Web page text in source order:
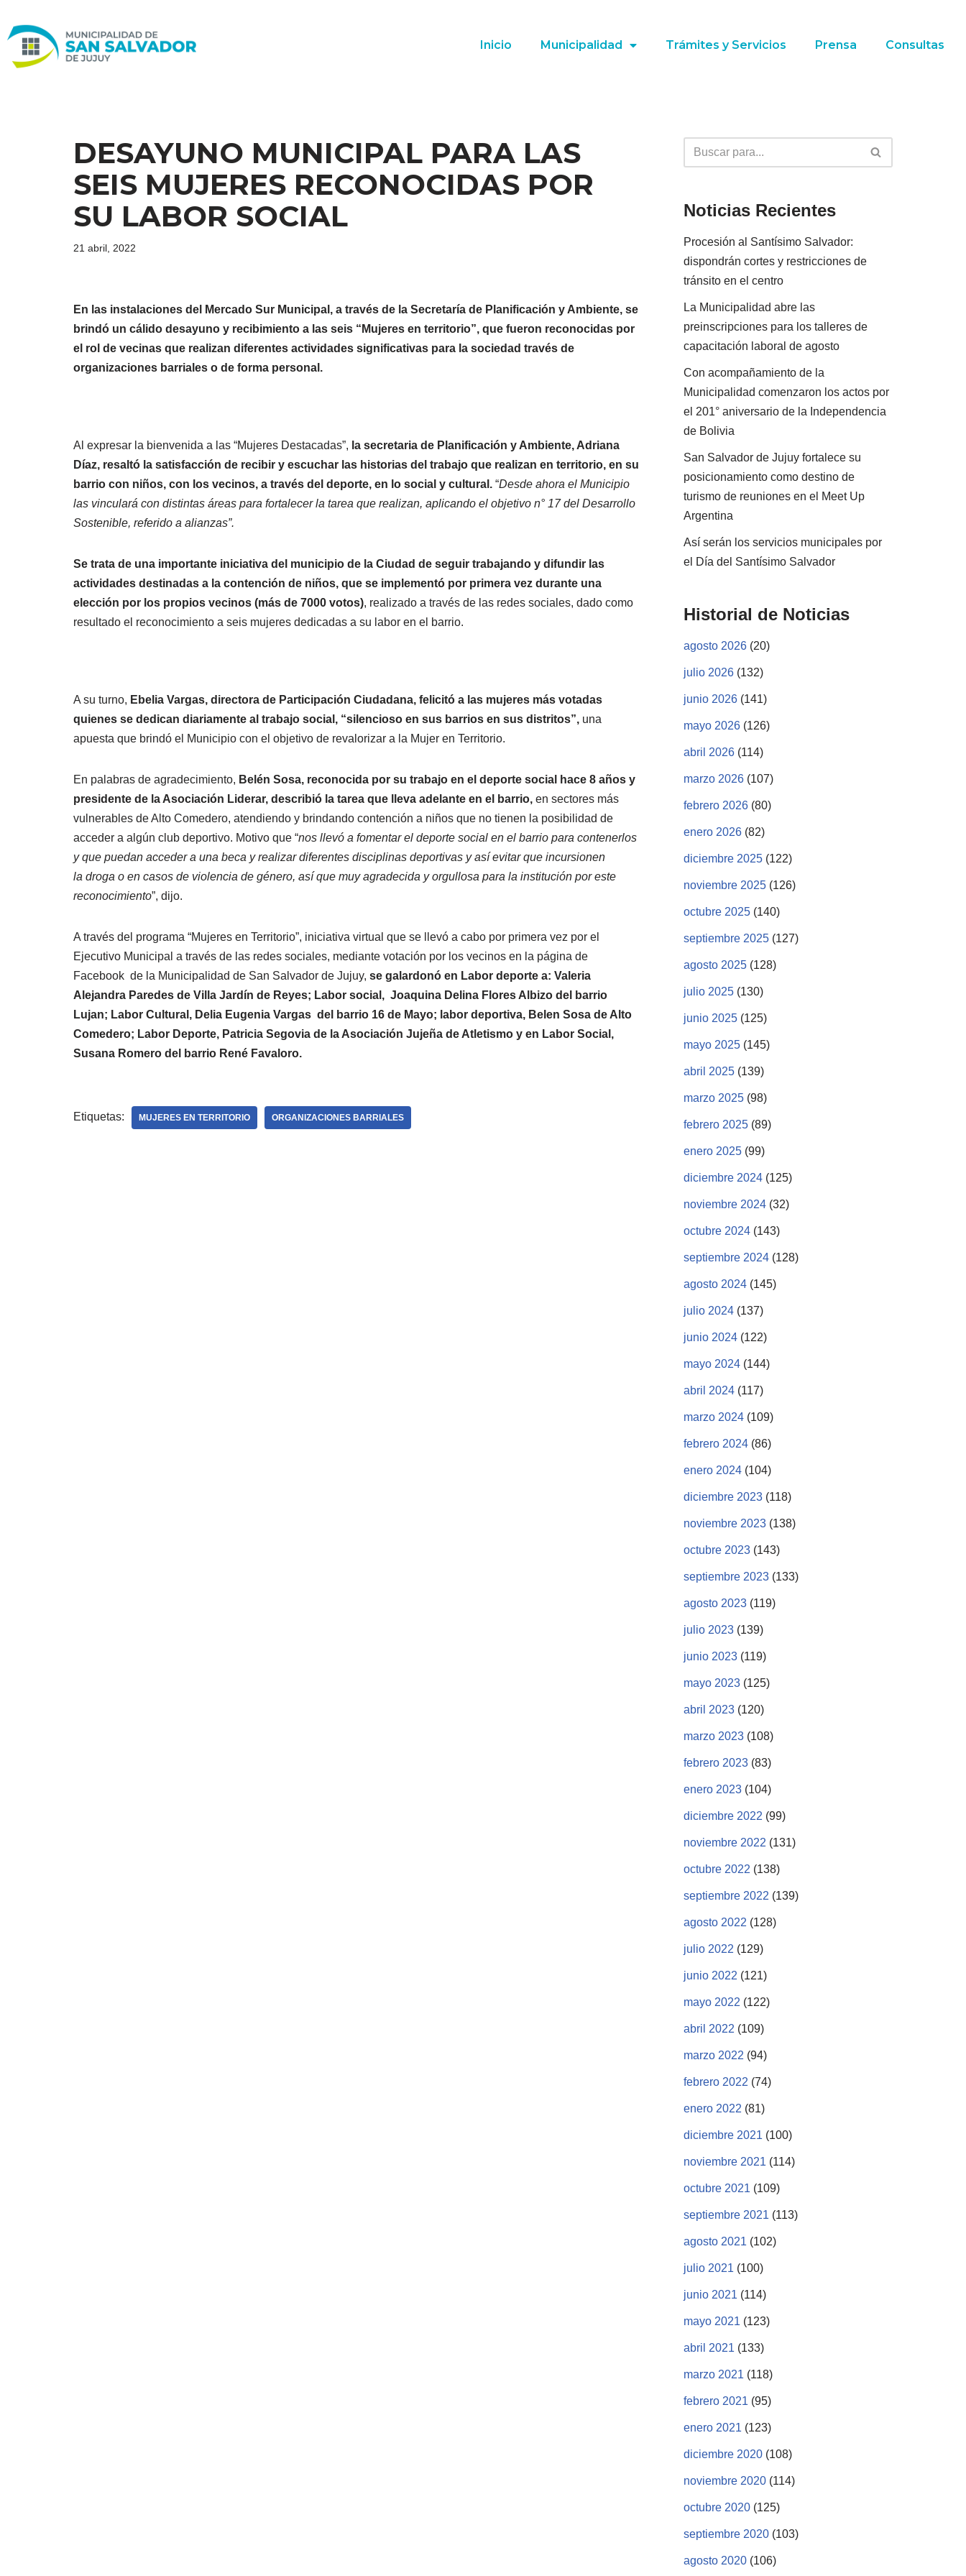
Ir
al
Inicio Municipalidad Trámites y Servicios Prensa Consultas
DESAYUNO MUNICIPAL PARA LAS
SEIS MUJERES RECONOCIDAS POR
SU LABOR SOCIAL
21 abril, 2022
En las instalaciones del Mercado Sur Municipal, a través de la Secretaría de Planificación y Ambiente, se
brindó un cálido desayuno y recibimiento a las seis “Mujeres en territorio”, que fueron reconocidas por
el rol de vecinas que realizan diferentes actividades significativas para la sociedad través de
organizaciones barriales o de forma personal.
Al expresar la bienvenida a las “Mujeres Destacadas”, la secretaria de Planificación y Ambiente, Adriana
Díaz, resaltó la satisfacción de recibir y escuchar las historias del trabajo que realizan en territorio, en su
barrio con niños, con los vecinos, a través del deporte, en lo social y cultural. “Desde ahora el Municipio
las vinculará con distintas áreas para fortalecer la tarea que realizan, aplicando el objetivo n° 17 del Desarrollo
Sostenible, referido a alianzas”.
Se trata de una importante iniciativa del municipio de la Ciudad de seguir trabajando y difundir las
actividades destinadas a la contención de niños, que se implementó por primera vez durante una
elección por los propios vecinos (más de 7000 votos), realizado a través de las redes sociales, dado como
resultado el reconocimiento a seis mujeres dedicadas a su labor en el barrio.
A su turno, Ebelia Vargas, directora de Participación Ciudadana, felicitó a las mujeres más votadas
quienes se dedican diariamente al trabajo social, “silencioso en sus barrios en sus distritos”, una
apuesta que brindó el Municipio con el objetivo de revalorizar a la Mujer en Territorio.
En palabras de agradecimiento, Belén Sosa, reconocida por su trabajo en el deporte social hace 8 años y
presidente de la Asociación Liderar, describió la tarea que lleva adelante en el barrio, en sectores más
vulnerables de Alto Comedero, atendiendo y brindando contención a niños que no tienen la posibilidad de
acceder a algún club deportivo. Motivo que “nos llevó a fomentar el deporte social en el barrio para contenerlos
y que puedan acceder a una beca y realizar diferentes disciplinas deportivas y así evitar que incursionen
la droga o en casos de violencia de género, así que muy agradecida y orgullosa para la institución por este
reconocimiento”, dijo.
A través del programa “Mujeres en Territorio”, iniciativa virtual que se llevó a cabo por primera vez por el
Ejecutivo Municipal a través de las redes sociales, mediante votación por los vecinos en la página de
Facebook de la Municipalidad de San Salvador de Jujuy, se galardonó en Labor deporte a: Valeria
Alejandra Paredes de Villa Jardín de Reyes; Labor social, Joaquina Delina Flores Albizo del barrio
Lujan; Labor Cultural, Delia Eugenia Vargas del barrio 16 de Mayo; labor deportiva, Belen Sosa de Alto
Comedero; Labor Deporte, Patricia Segovia de la Asociación Jujeña de Atletismo y en Labor Social,
Susana Romero del barrio René Favaloro.
Etiquetas: MUJERES EN TERRITORIO ORGANIZACIONES BARRIALES
Noticias Recientes
Procesión al Santísimo Salvador:
dispondrán cortes y restricciones de
tránsito en el centro
La Municipalidad abre las
preinscripciones para los talleres de
capacitación laboral de agosto
Con acompañamiento de la
Municipalidad comenzaron los actos por
el 201° aniversario de la Independencia
de Bolivia
San Salvador de Jujuy fortalece su
posicionamiento como destino de
turismo de reuniones en el Meet Up
Argentina
Así serán los servicios municipales por
el Día del Santísimo Salvador
Historial de Noticias
agosto 2026 (20)
julio 2026 (132)
junio 2026 (141)
mayo 2026 (126)
abril 2026 (114)
marzo 2026 (107)
febrero 2026 (80)
enero 2026 (82)
diciembre 2025 (122)
noviembre 2025 (126)
octubre 2025 (140)
septiembre 2025 (127)
agosto 2025 (128)
julio 2025 (130)
junio 2025 (125)
mayo 2025 (145)
abril 2025 (139)
marzo 2025 (98)
febrero 2025 (89)
enero 2025 (99)
diciembre 2024 (125)
noviembre 2024 (32)
octubre 2024 (143)
septiembre 2024 (128)
agosto 2024 (145)
julio 2024 (137)
junio 2024 (122)
mayo 2024 (144)
abril 2024 (117)
marzo 2024 (109)
febrero 2024 (86)
enero 2024 (104)
diciembre 2023 (118)
noviembre 2023 (138)
octubre 2023 (143)
septiembre 2023 (133)
agosto 2023 (119)
julio 2023 (139)
junio 2023 (119)
mayo 2023 (125)
abril 2023 (120)
marzo 2023 (108)
febrero 2023 (83)
enero 2023 (104)
diciembre 2022 (99)
noviembre 2022 (131)
octubre 2022 (138)
septiembre 2022 (139)
agosto 2022 (128)
julio 2022 (129)
junio 2022 (121)
mayo 2022 (122)
abril 2022 (109)
marzo 2022 (94)
febrero 2022 (74)
enero 2022 (81)
diciembre 2021 (100)
noviembre 2021 (114)
octubre 2021 (109)
septiembre 2021 (113)
agosto 2021 (102)
julio 2021 (100)
junio 2021 (114)
mayo 2021 (123)
abril 2021 (133)
marzo 2021 (118)
febrero 2021 (95)
enero 2021 (123)
diciembre 2020 (108)
noviembre 2020 (114)
octubre 2020 (125)
septiembre 2020 (103)
agosto 2020 (106)